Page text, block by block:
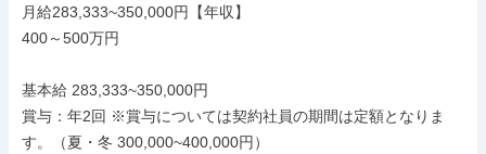
月給283,333~350,000円【年収】
400～500万円
基本給 283,333~350,000円
賞与：年2回 ※賞与については契約社員の期間は定額となりま
す。（夏・冬 300,000~400,000円）